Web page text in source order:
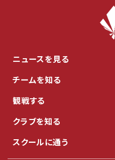
ニュースを見る
チームを知る
観戦する
クラブを知る
スクールに通う